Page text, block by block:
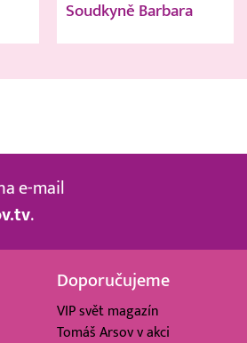
Soudkyně Barbara
e-mail
.
Doporučujeme
VIP svět magazín
Tomáš Arsov v akci